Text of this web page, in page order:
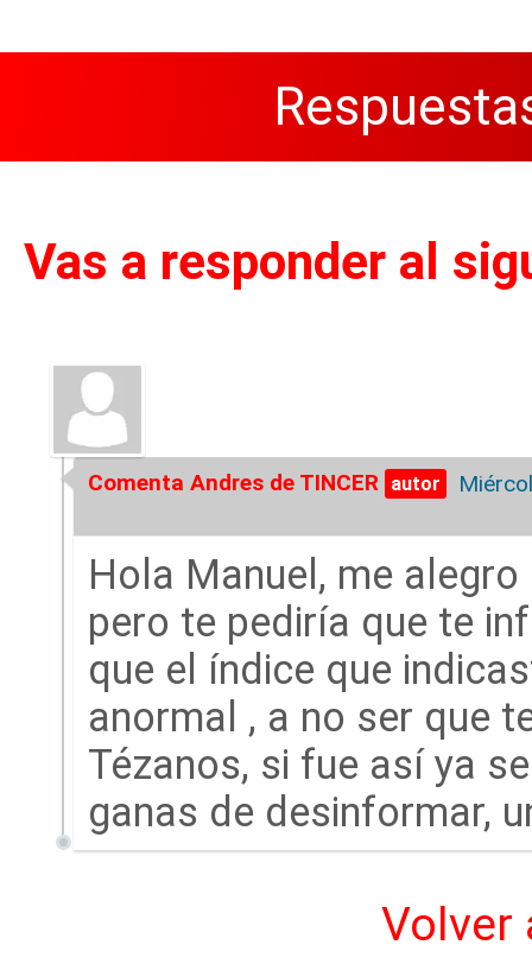
Vas a responder al
Comenta Andres de TINCER
Hola Manuel, me
pero te pediría que te
que el índice que
anormal , a no ser que
Tézanos, si fue así ya
ganas de desinformar,
Volver